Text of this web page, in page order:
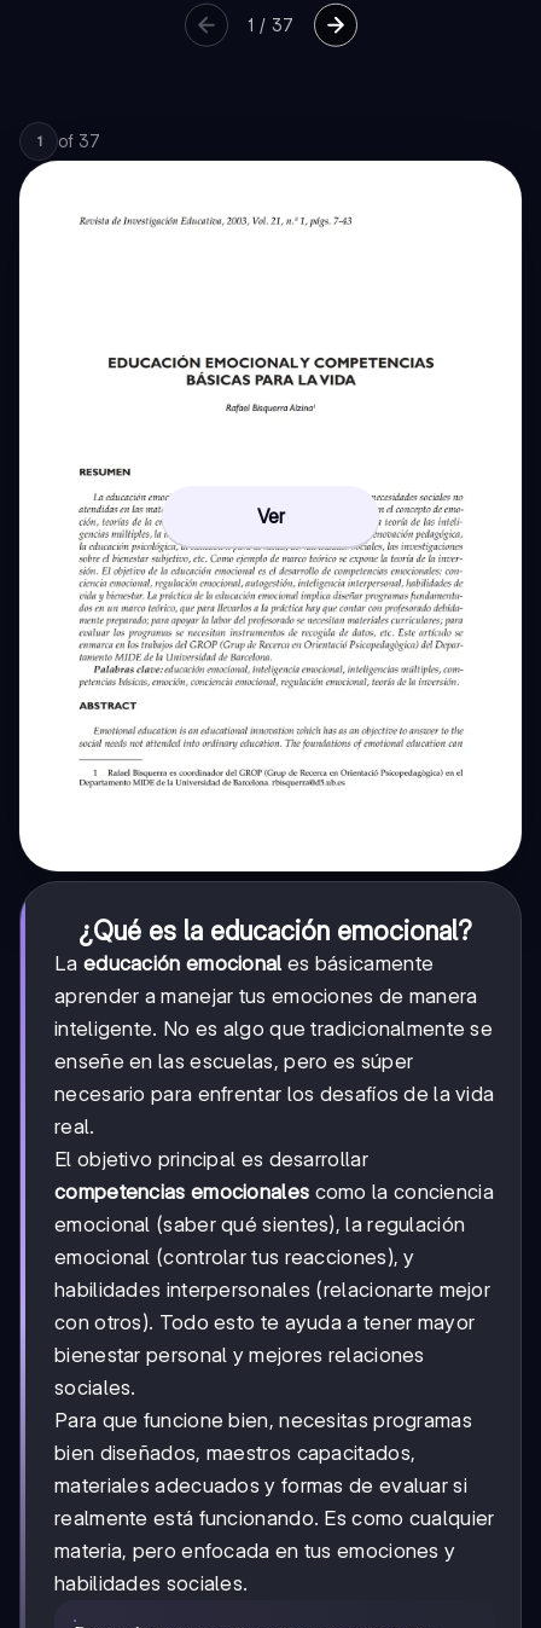
1 / 37
1 of 37
Ver
¿Qué es la educación emocional?
La educación emocional es básicamente
aprender a manejar tus emociones de manera
inteligente. No es algo que tradicionalmente se
enseñe en las escuelas, pero es súper
necesario para enfrentar los desafíos de la vida
real.
El objetivo principal es desarrollar
competencias emocionales como la conciencia
emocional (saber qué sientes), la regulación
emocional (controlar tus reacciones), y
habilidades interpersonales (relacionarte mejor
con otros). Todo esto te ayuda a tener mayor
bienestar personal y mejores relaciones
sociales.
Para que funcione bien, necesitas programas
bien diseñados, maestros capacitados,
materiales adecuados y formas de evaluar si
realmente está funcionando. Es como cualquier
materia, pero enfocada en tus emociones y
habilidades sociales.